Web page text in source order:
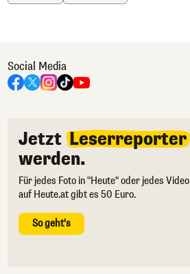
Social Media
Jetzt Leserreporter
werden.
Für jedes Foto in "Heute" oder jedes Video
auf Heute.at gibt es 50 Euro.
So geht's